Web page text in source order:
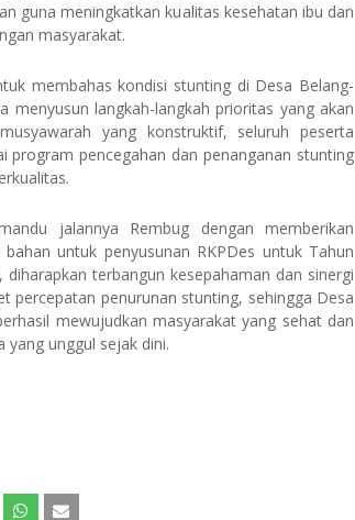
guna meningkatkan kualitas kesehatan ibu dan
masyarakat.
membahas kondisi stunting di Desa Belang-
langkah-langkah prioritas yang akan
yang konstruktif, seluruh peserta
pencegahan dan penanganan stunting
jalannya Rembug dengan memberikan
untuk penyusunan RKPDes untuk Tahun
terbangun kesepahaman dan sinergi
percepatan penurunan stunting, sehingga Desa
mewujudkan masyarakat yang sehat dan
unggul sejak dini.